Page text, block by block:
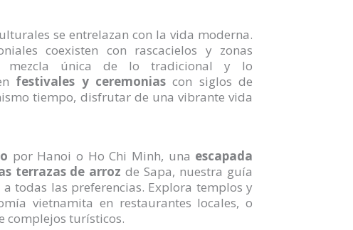
se entrelazan con la vida moderna.
coexisten con rascacielos y zonas
mezcla única de lo tradicional y lo
festivales y ceremonias con siglos de
tiempo, disfrutar de una vibrante vida
por Hanoi o Ho Chi Minh, una escapada
terrazas de arroz de Sapa, nuestra guía
todas las preferencias. Explora templos y
vietnamita en restaurantes locales, o
complejos turísticos.